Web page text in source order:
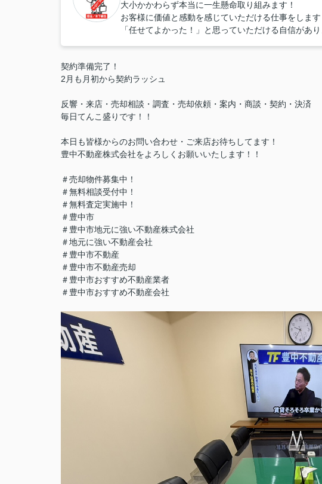
大小かかわらず本当に一生懸命取り組みます！
お客様に価値と感動を感じていただける仕事をします
「任せてよかった！」と思っていただける自信があり
契約準備完了！
2月も月初から契約ラッシュ
反響・来店・売却相談・調査・売却依頼・案内・商談・契約・決済
毎日てんこ盛りです！！
本日も皆様からのお問い合わせ・ご来店お待ちしてます！
豊中不動産株式会社をよろしくお願いいたします！！
＃売却物件募集中！
＃無料相談受付中！
＃無料査定実施中！
＃豊中市
＃豊中市地元に強い不動産株式会社
＃地元に強い不動産会社
＃豊中市不動産
＃豊中市不動産売却
＃豊中市おすすめ不動産業者
＃豊中市おすすめ不動産会社